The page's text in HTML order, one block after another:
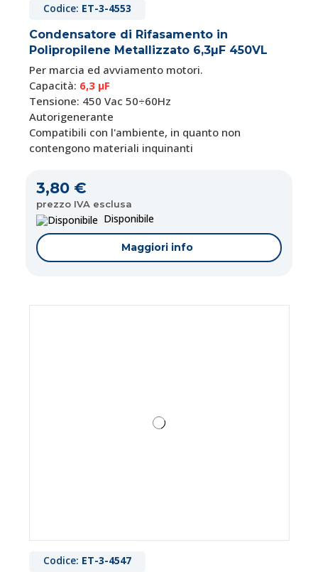
Codice: ET-3-4553
Condensatore di Rifasamento in
Polipropilene Metallizzato 6,3µF 450VL
Per marcia ed avviamento motori.
Capacità: 6,3 μF
Tensione: 450 Vac 50÷60Hz
Autorigenerante
Compatibili con l'ambiente, in quanto non
contengono materiali inquinanti
3,80 €
prezzo IVA esclusa
Disponibile
Maggiori info
Codice: ET-3-4547